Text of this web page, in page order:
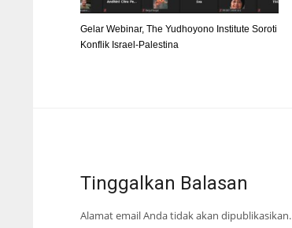
Gelar Webinar, The Yudhoyono Institute Soroti
Konflik Israel-Palestina
Tinggalkan Balasan
Alamat email Anda tidak akan dipublikasikan.